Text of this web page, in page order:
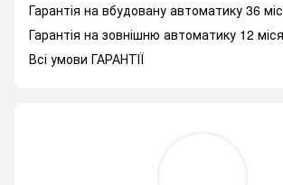
Гарантія на вбудовану автоматику 36
Гарантія на зовнішню автоматику 12
Всі умови ГАРАНТІЇ